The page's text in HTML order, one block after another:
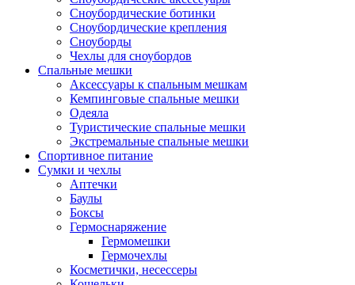
Сноубордические ботинки
Сноубордические крепления
Сноуборды
Чехлы для сноубордов
Спальные мешки
Аксессуары к спальным мешкам
Кемпинговые спальные мешки
Одеяла
Туристические спальные мешки
Экстремальные спальные мешки
Спортивное питание
Сумки и чехлы
Аптечки
Баулы
Боксы
Гермоснаряжение
Гермомешки
Гермочехлы
Косметички, несессеры